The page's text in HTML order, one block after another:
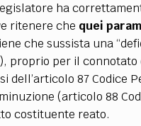
ha
ritenere che quei
che sussista una
proprio per il
dell’articolo 87 Codice
(articolo 88
costituente reato.